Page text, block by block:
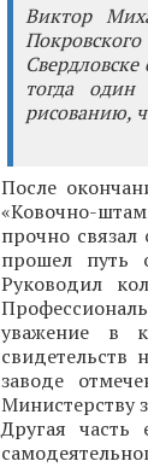
Виктор
тогда
рисованию,
После
«Ковочно-
прочно
прошел путь
Руководил
уважение в
заводе
Министерству
Другая часть